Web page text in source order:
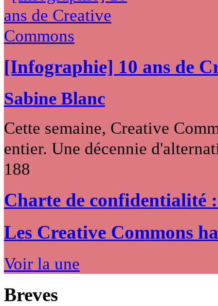
[Infographie] 10 ans de
Sabine Blanc
Cette semaine, Creative
entier. Une décennie
188
Charte de confidentialité
Les Creative Commons
Voir la une
Breves